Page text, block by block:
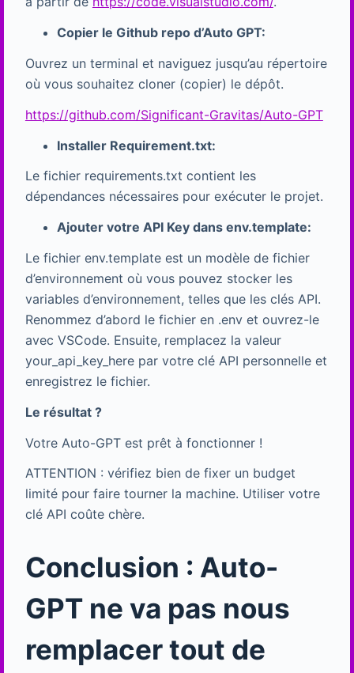
Copier le Github repo d’Auto GPT:
Ouvrez un terminal et naviguez jusqu’au répertoire
où vous souhaitez cloner (copier) le dépôt.
https://github.com/Significant-Gravitas/Auto-GPT
Installer Requirement.txt:
Le fichier requirements.txt contient les
dépendances nécessaires pour exécuter le projet.
Ajouter votre API Key dans env.template:
Le fichier env.template est un modèle de fichier
d’environnement où vous pouvez stocker les
variables d’environnement, telles que les clés API.
Renommez d’abord le fichier en .env et ouvrez-le
avec VSCode. Ensuite, remplacez la valeur
your_api_key_here par votre clé API personnelle et
enregistrez le fichier.
Le résultat ?
Votre Auto-GPT est prêt à fonctionner !
ATTENTION : vérifiez bien de fixer un budget
limité pour faire tourner la machine. Utiliser votre
clé API coûte chère.
Conclusion : Auto-
GPT ne va pas nous
remplacer tout de